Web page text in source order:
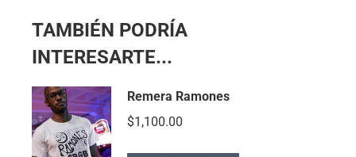
TAMBIÉN PODRÍA
INTERESARTE...
Remera Ramones
$1,100.00